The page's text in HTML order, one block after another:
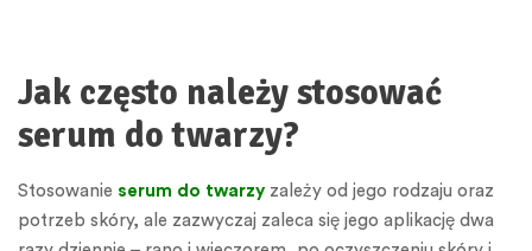
Jak często należy stosować
serum do twarzy?
Stosowanie serum do twarzy zależy od jego rodzaju oraz
potrzeb skóry, ale zazwyczaj zaleca się jego aplikację dwa